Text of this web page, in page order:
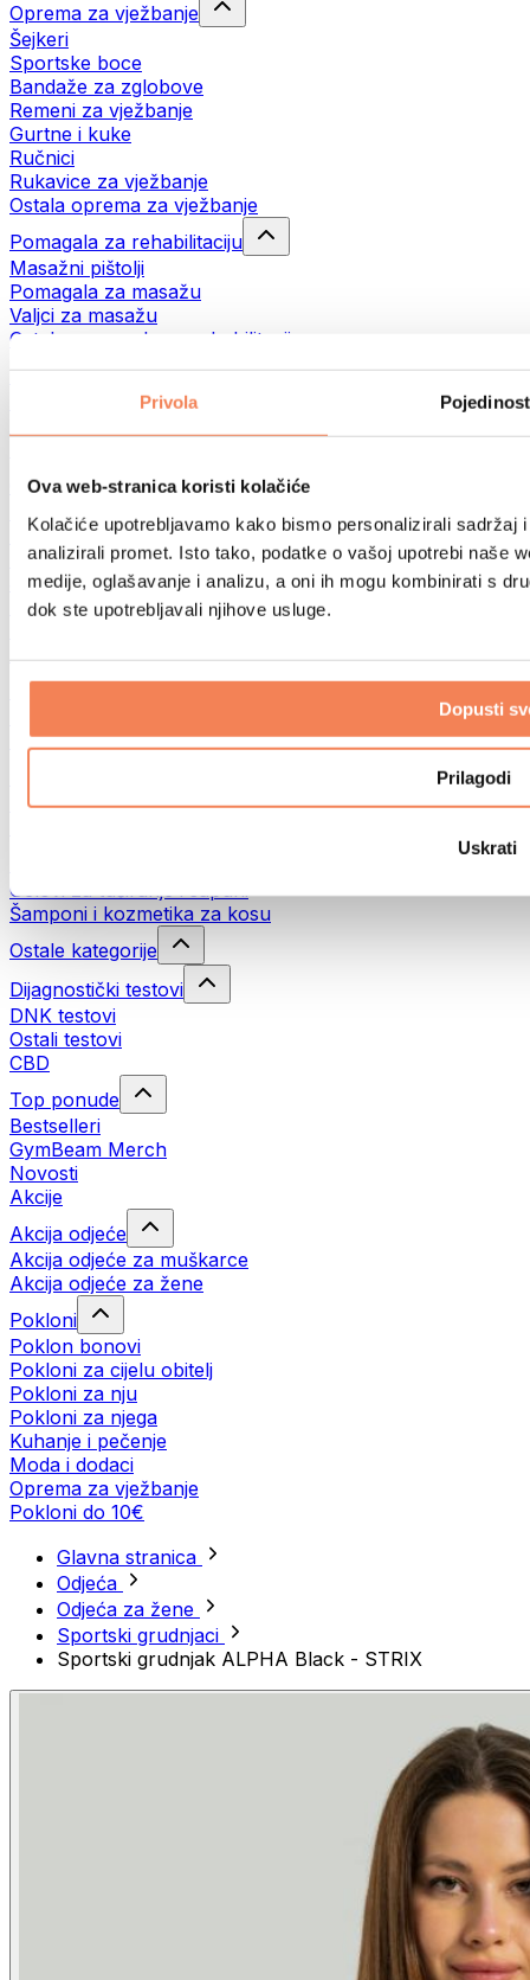
Privola
Ova web-stranica koristi kolačiće
Kolačiće upotrebljavamo kako bismo personalizirali sadržaj
analizirali promet. Isto tako, podatke o vašoj upotrebi naše
medije, oglašavanje i analizu, a oni ih mogu kombinirati s
dok ste upotrebljavali njihove usluge.
Dopusti
Prilagodi
Uskrati
Oprema za vježbanje
Šejkeri
Sportske boce
Bandaže za zglobove
Remeni za vježbanje
Gurtne i kuke
Ručnici
Rukavice za vježbanje
Ostala oprema za vježbanje
Pomagala za rehabilitaciju
Masažni pištolji
Pomagala za masažu
Valjci za masažu
Ostala pomagala za rehabilitaciju
Torbe i ruksaci
Torbe za hranu i dodaci
Oprema prema aktivnosti
Trčanje
Borilački sportovi
Biciklizam
Joga i pilates
Terapija hladnom vodom
Planinarenje
Filteri i vrčevi za vodu
Deterdženti za rublje
Gelovi za tuširanje i sapuni
Šamponi i kozmetika za kosu
Ostale kategorije
Dijagnostički testovi
DNK testovi
Ostali testovi
CBD
Top ponude
Bestselleri
GymBeam Merch
Novosti
Akcije
Akcija odjeće
Akcija odjeće za muškarce
Akcija odjeće za žene
Pokloni
Poklon bonovi
Pokloni za cijelu obitelj
Pokloni za nju
Pokloni za njega
Kuhanje i pečenje
Moda i dodaci
Oprema za vježbanje
Pokloni do 10€
Glavna stranica
Odjeća
Odjeća za žene
Sportski grudnjaci
Sportski grudnjak ALPHA Black - STRIX